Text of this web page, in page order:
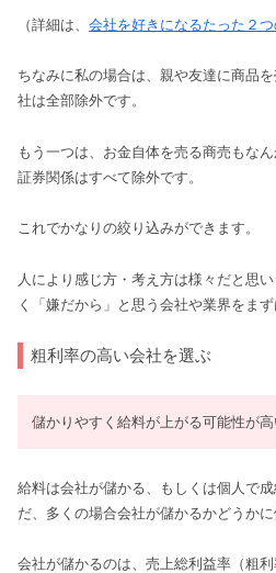
（詳細は、 会社を好きになるたった２つ
ちなみに私の場合は、親や友達に商品
社は全部除外です。
もう一つは、お金自体を売る商売もな
証券関係はすべて除外です。
これでかなりの絞り込みができます。
人により感じ方・考え方は様々だと思
く「嫌だから」と思う会社や業界をまず
粗利率の高い会社を選ぶ
儲かりやすく給料が上がる可能性が
給料は会社が儲かる、もしくは個人で
だ、多くの場合会社が儲かるかどうかに
会社が儲かるのは、売上総利益率（粗